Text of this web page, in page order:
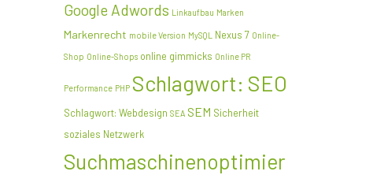
Google Adwords Linkaufbau Marken
Markenrecht mobile Version MySQL Nexus 7 Online-
Shop Online-Shops online gimmicks Online PR
Performance PHP Schlagwort: SEO
Schlagwort: Webdesign SEA SEM Sicherheit
soziales Netzwerk
Suchmaschinenoptimier